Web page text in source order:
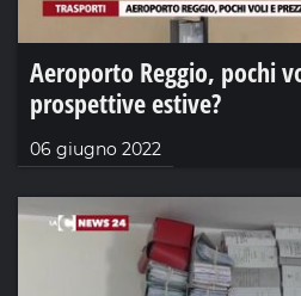
Aeroporto Reggio, pochi
prospettive estive?
06 giugno 2022